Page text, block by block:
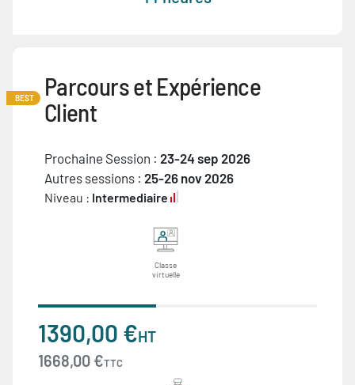
BEST
Parcours et Expérience
Client
Prochaine Session : 23-24 sep 2026
Autres sessions : 25-26 nov 2026
Niveau : Intermediaire
Classe
virtuelle
1390,00 €HT
1668,00 €TTC